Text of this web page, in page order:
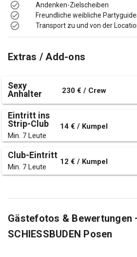
Andenken-Zielscheiben
Freundliche weibliche
Transport zu und von der
Extras / Add-ons
Sexy
Anhalter
230 € / Crew
Eintritt ins
Strip-Club
Min. 7 Leute
14 € / Kumpel
Club-Eintritt
Min. 7 Leute
12 € / Kumpel
Gästefotos & Bewertungen
SCHIESSBUDEN Posen